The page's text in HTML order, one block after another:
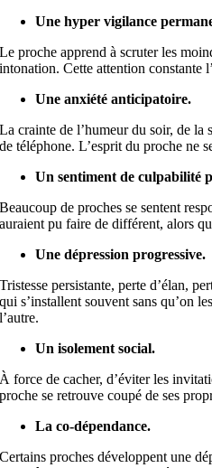
Une hyper vigilance
Le proche apprend à scruter les
intonation. Cette attention constante
Une anxiété anticipatoire.
La crainte de l’humeur du soir, de la
de téléphone. L’esprit du proche ne
Un sentiment de culpabilité
Beaucoup de proches se sentent
auraient pu faire de différent, alors
Une dépression progressive.
Tristesse persistante, perte d’élan,
qui s’installent souvent sans qu’on
l’autre.
Un isolement social.
À force de cacher, d’éviter les
proche se retrouve coupé de ses
La co-dépendance.
Certains proches développent une